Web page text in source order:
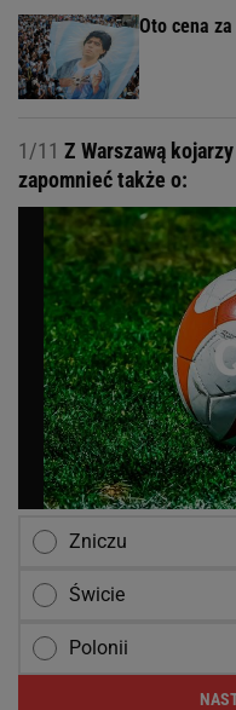
Oto cena
1/11 Z Warszawą
zapomnieć także o:
Zniczu
Świcie
Polonii